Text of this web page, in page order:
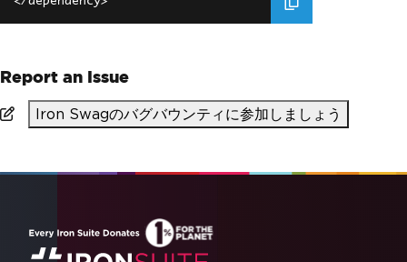
Report an Issue
Iron Swagのバグバウンティに参加しましょう